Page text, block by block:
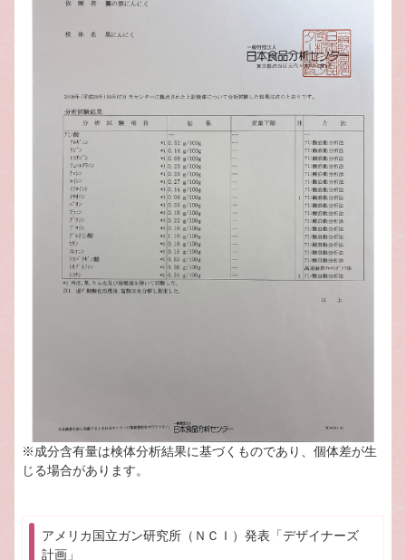
※成分含有量は検体分析結果に基づくものであり、個体差が生
じる場合があります。
アメリカ国立ガン研究所（ＮＣＩ）発表「デザイナーズ
計画」